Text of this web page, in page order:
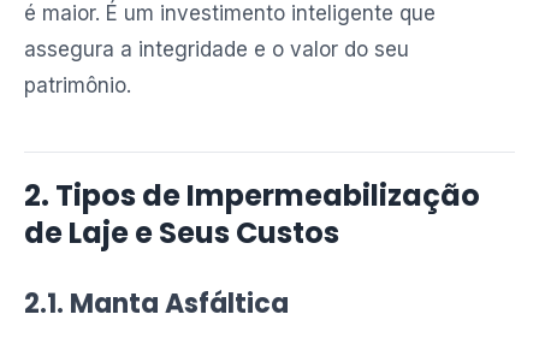
é maior. É um investimento inteligente que
assegura a integridade e o valor do seu
patrimônio.
2. Tipos de Impermeabilização
de Laje e Seus Custos
2.1. Manta Asfáltica